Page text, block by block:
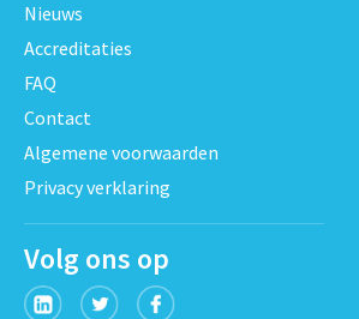
Nieuws
Accreditaties
FAQ
Contact
Algemene voorwaarden
Privacy verklaring
Volg ons op